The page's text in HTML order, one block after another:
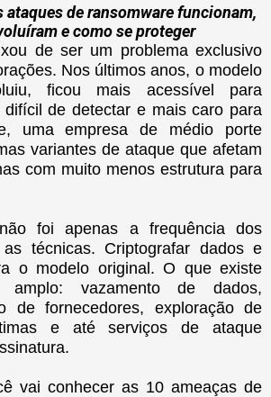
ataques de ransomware funcionam,
e como se proteger
de ser um problema exclusivo
Nos últimos anos, o modelo
ficou mais acessível para
difícil de detectar e mais caro para
uma empresa de médio porte
variantes de ataque que afetam
com muito menos estrutura para
foi apenas a frequência dos
técnicas. Criptografar dados e
o modelo original. O que existe
vazamento de dados,
de fornecedores, exploração de
e até serviços de ataque
vai conhecer as 10 ameaças de